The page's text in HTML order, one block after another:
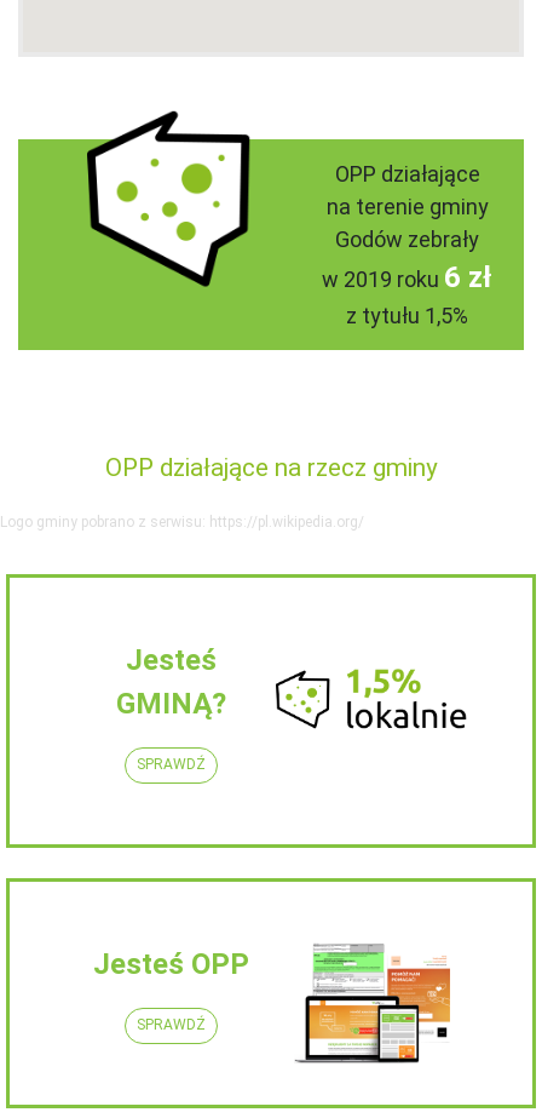
OPP działające
na terenie gminy
Godów zebrały
w 2019 roku 6 zł
z tytułu 1,5%
OPP działające na rzecz gminy
Logo gminy pobrano z serwisu: https://pl.wikipedia.org/
Jesteś
GMINĄ?
SPRAWDŹ
Jesteś OPP
SPRAWDŹ